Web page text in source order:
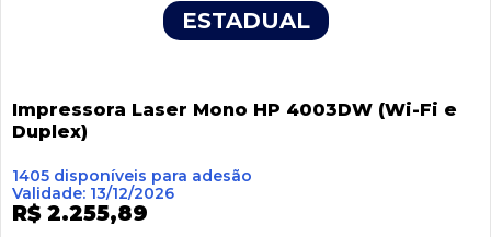
ESTADUAL
Impressora Laser Mono HP 4003DW (Wi-Fi e
Duplex)
1405 disponíveis para adesão
Validade: 13/12/2026
R$ 2.255,89